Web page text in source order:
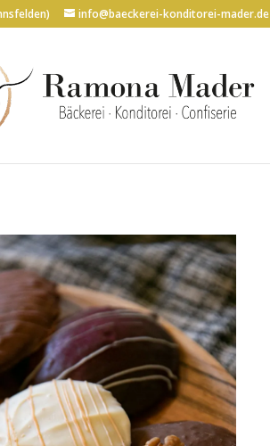
info@baeckerei-konditorei-mader.de